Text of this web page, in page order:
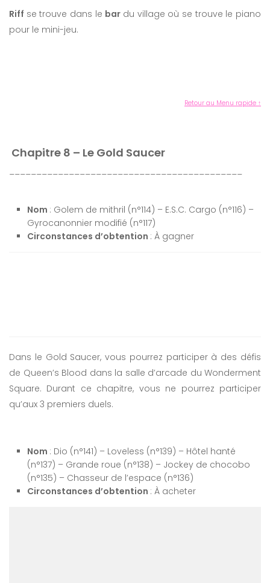
Riff se trouve dans le bar du village où se trouve le piano
pour le mini-jeu.
Retour au Menu rapide ↑
Chapitre 8 – Le Gold Saucer
___________________________________________
Nom : Golem de mithril (n°114) – E.S.C. Cargo (n°116) –
Gyrocanonnier modifié (n°117)
Circonstances d’obtention : À gagner
Dans le Gold Saucer, vous pourrez participer à des défis
de Queen’s Blood dans la salle d’arcade du Wonderment
Square. Durant ce chapitre, vous ne pourrez participer
qu’aux 3 premiers duels.
Nom : Dio (n°141) – Loveless (n°139) – Hôtel hanté
(n°137) – Grande roue (n°138) – Jockey de chocobo
(n°135) – Chasseur de l’espace (n°136)
Circonstances d’obtention : À acheter